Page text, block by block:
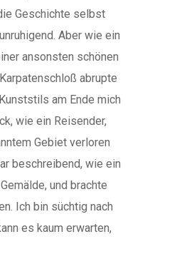
Geschichte selbst
Aber wie ein
ansonsten schönen
abrupte
am Ende mich
wie ein Reisender,
Gebiet verloren
beschreibend, wie ein
und brachte
Ich bin süchtig nach
es kaum erwarten,